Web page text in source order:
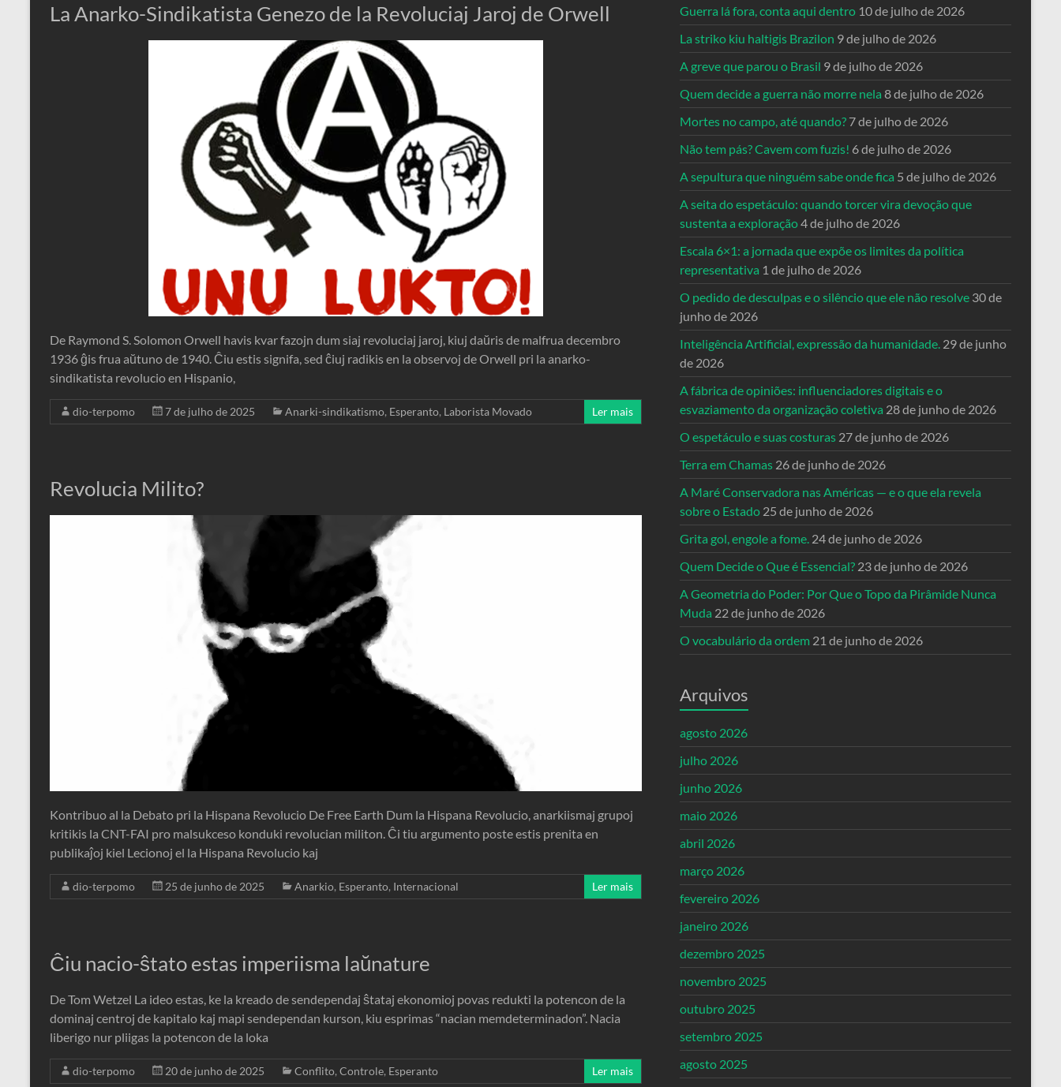
La Anarko-Sindikatista Genezo de la Revoluciaj Jaroj de Orwell
De Raymond S. Solomon Orwell havis kvar fazojn dum siaj revoluciaj jaroj, kiuj daŭris de malfrua decembro
1936 ĝis frua aŭtuno de 1940. Ĉiu estis signifa, sed ĉiuj radikis en la observoj de Orwell pri la anarko-
sindikatista revolucio en Hispanio,
dio-terpomo 7 de julho de 2025 Anarki-sindikatismo, Esperanto, Laborista Movado Ler mais
Revolucia Milito?
Kontribuo al la Debato pri la Hispana Revolucio De Free Earth Dum la Hispana Revolucio, anarkiismaj grupoj
kritikis la CNT-FAI pro malsukceso konduki revolucian militon. Ĉi tiu argumento poste estis prenita en
publikaĵoj kiel Lecionoj el la Hispana Revolucio kaj
dio-terpomo 25 de junho de 2025 Anarkio, Esperanto, Internacional Ler mais
Ĉiu nacio-ŝtato estas imperiisma laŭnature
De Tom Wetzel La ideo estas, ke la kreado de sendependaj ŝtataj ekonomioj povas redukti la potencon de la
dominaj centroj de kapitalo kaj mapi sendependan kurson, kiu esprimas “nacian memdeterminadon”. Nacia
liberigo nur pliigas la potencon de la loka
dio-terpomo 20 de junho de 2025 Conflito, Controle, Esperanto Ler mais
Guerra lá fora, conta aqui dentro 10 de julho de 2026
La striko kiu haltigis Brazilon 9 de julho de 2026
A greve que parou o Brasil 9 de julho de 2026
Quem decide a guerra não morre nela 8 de julho de 2026
Mortes no campo, até quando? 7 de julho de 2026
Não tem pás? Cavem com fuzis! 6 de julho de 2026
A sepultura que ninguém sabe onde fica 5 de julho de 2026
A seita do espetáculo: quando torcer vira devoção que
sustenta a exploração4 de julho de 2026
Escala 6×1: a jornada que expõe os limites da política
representativa 1 de julho de 2026
O pedido de desculpas e o silêncio que ele não resolve 30 de
junho de 2026
Inteligência Artificial, expressão da humanidade. 29 de junho
de 2026
A fábrica de opiniões: influenciadores digitais e o
esvaziamento da organização coletiva 28 de junho de 2026
O espetáculo e suas costuras 27 de junho de 2026
Terra em Chamas 26 de junho de 2026
A Maré Conservadora nas Américas — e o que ela revela
sobre o Estado 25 de junho de 2026
Grita gol, engole a fome. 24 de junho de 2026
Quem Decide o Que é Essencial? 23 de junho de 2026
A Geometria do Poder: Por Que o Topo da Pirâmide Nunca
Muda 22 de junho de 2026
O vocabulário da ordem 21 de junho de 2026
Arquivos
agosto 2026
julho 2026
junho 2026
maio 2026
abril 2026
março 2026
fevereiro 2026
janeiro 2026
dezembro 2025
novembro 2025
outubro 2025
setembro 2025
agosto 2025